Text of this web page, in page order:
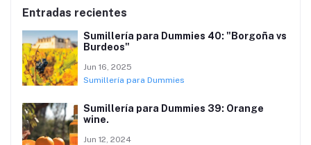
Entradas recientes
Sumillería para Dummies 40: "Borgoña vs
Burdeos"
Jun 16, 2025
Sumillería para Dummies
Sumillería para Dummies 39: Orange
wine.
Jun 12, 2024